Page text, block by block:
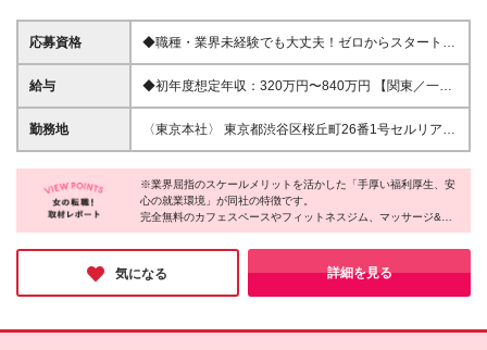
応募資格
◆職種・業界未経験でも大丈夫！ゼロからスタートを
応援！ ◆第二新卒の方も大歓迎！新たなチャレンジ
をサポート！ ◆主婦（夫）の方もぜひご応募くださ
あなたのやる気を重視します！ ◆全国47都道府県ど
こからでもOK！あなたのライフスタイルに合わせて
給与
◆初年度想定年収：320万円〜840万円 【関東／一都
三県】月給24万円〜70万円 【関西・東海地方】月給
23万円〜65万円 【その他の地方等】月給22万円〜60
含） 固定残業代は7時間分・時間超過分は追加支給 ≪
月給例≫ ・月給54万円（29歳／入社3年目） ・月給
38万円（26歳／入社2年目） ・月給28万円（24歳／
態は契約社員です。そのほかの条件に変更はありませ
ん。
勤務地
〈東京本社〉 東京都渋谷区桜丘町26番1号セルリアン
タワー7階（最寄駅：渋谷駅徒歩5分） 〈大阪ブラン
チ〉 大阪府大阪市北区大深町3-1 グランフロント大阪
タワーB23階 〈札幌ブランチ〉 北海道中央区北2条西
3丁目1 敷島ビル5階 〈福岡ブランチ〉 福岡県福岡市
中央区天神2丁目7番21号 天神プライム 〈仙台ブラン
チ〉 宮城県仙台市青葉区本町1丁目1番1号 アジュー
ル仙台15階 日本全国47都道府県で勤務可能 ＜フルリ
※業界屈指のスケールメリットを活かした「手厚い福利厚生、安
心の就業環境」が同社の特徴です。
完全無料のカフェスペースやフィットネスジム、マッサージ&お
ひるねスペースなどがあり、パパさん・ママさんが利用できる託
児所も用意されています。
お休みに関しては年間休日は最大130日で、5日以上の連続休暇も
取得OK。
「安心して働きながら、スキルもキャリアも高めたい」という方
気になる 詳細を見る